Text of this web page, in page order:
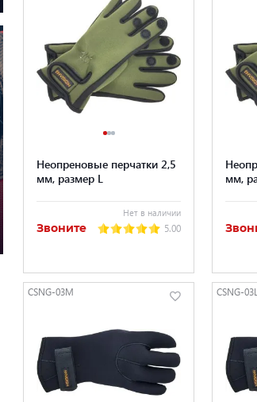
Неопреновые перчатки 2,5
мм, размер L
Нет в наличии
Звоните 5.00
мм,
CSNG-03M CSNG-03L